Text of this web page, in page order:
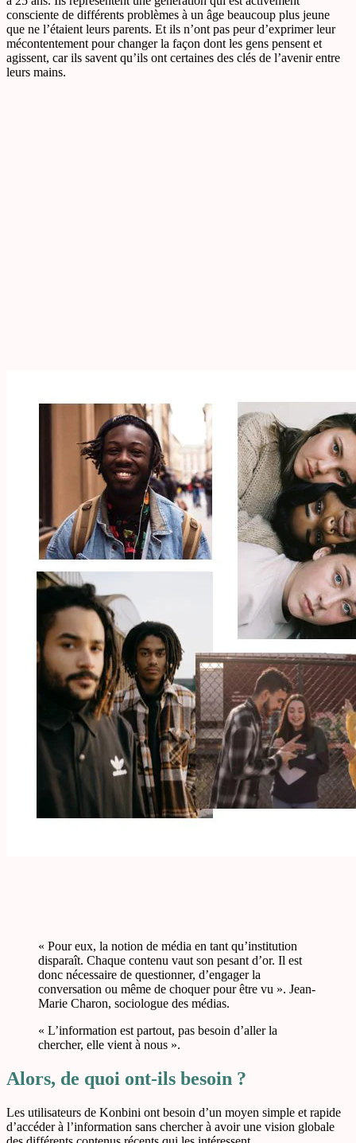
consciente de différents problèmes à un âge beaucoup plus jeune
que ne l’étaient leurs parents. Et ils n’ont pas peur d’exprimer leur
mécontentement pour changer la façon dont les gens pensent et
agissent, car ils savent qu’ils ont certaines des clés de l’avenir entre
leurs mains.
« Pour eux, la notion de média en tant qu’institution
disparaît. Chaque contenu vaut son pesant d’or. Il est
donc nécessaire de questionner, d’engager la
conversation ou même de choquer pour être vu ». Jean-
Marie Charon, sociologue des médias.
« L’information est partout, pas besoin d’aller la
chercher, elle vient à nous ».
Alors, de quoi ont-ils besoin ?
Les utilisateurs de Konbini ont besoin d’un moyen simple et rapide
d’accéder à l’information sans chercher à avoir une vision globale